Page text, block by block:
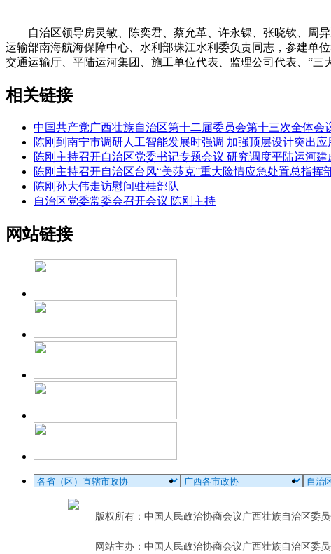
自治区领导房灵敏、陈奕君、蔡允革、许永锞、张晓钦、周异
运输部南海航海保障中心、水利部珠江水利委负责同志，参建单
交通运输厅、平陆运河集团、施工单位代表、监理公司代表、“
相关链接
中国共产党广西壮族自治区第十二届委员会第十三次全体会
陈刚到南宁市调研人工智能发展时强调 加强顶层设计突出
陈刚主持召开自治区党委书记专题会议 研究调度平陆运河
陈刚主持召开自治区台风“美莎克”重大险情应急处置总指挥
陈刚孙大伟走访慰问驻桂部队
自治区党委常委会召开会议 陈刚主持
网站链接
版权所有：中国人民政治协商会议广西壮族自治区委
网站主办：中国人民政治协商会议广西壮族自治区委